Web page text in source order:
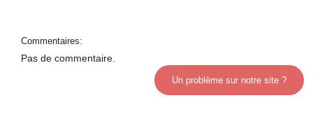
Commentaires:
Pas de commentaire.
Un problème sur notre site ?